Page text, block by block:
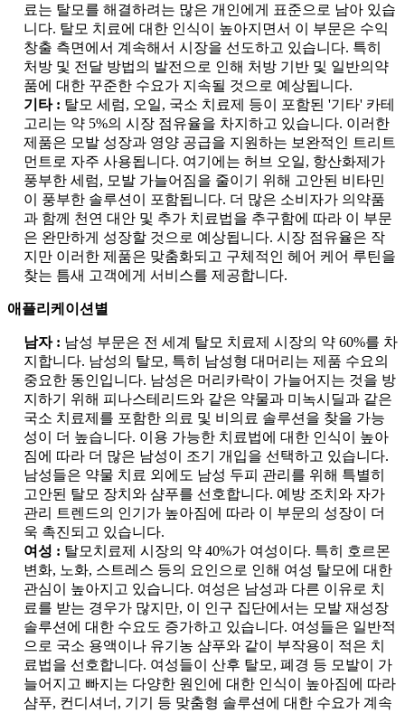
료는 탈모를 해결하려는 많은 개인에게 표준으로 남아 있습
니다. 탈모 치료에 대한 인식이 높아지면서 이 부문은 수익
창출 측면에서 계속해서 시장을 선도하고 있습니다. 특히
처방 및 전달 방법의 발전으로 인해 처방 기반 및 일반의약
품에 대한 꾸준한 수요가 지속될 것으로 예상됩니다.
기타 : 탈모 세럼, 오일, 국소 치료제 등이 포함된 '기타' 카테
고리는 약 5%의 시장 점유율을 차지하고 있습니다. 이러한
제품은 모발 성장과 영양 공급을 지원하는 보완적인 트리트
먼트로 자주 사용됩니다. 여기에는 허브 오일, 항산화제가
풍부한 세럼, 모발 가늘어짐을 줄이기 위해 고안된 비타민
이 풍부한 솔루션이 포함됩니다. 더 많은 소비자가 의약품
과 함께 천연 대안 및 추가 치료법을 추구함에 따라 이 부문
은 완만하게 성장할 것으로 예상됩니다. 시장 점유율은 작
지만 이러한 제품은 맞춤화되고 구체적인 헤어 케어 루틴을
찾는 틈새 고객에게 서비스를 제공합니다.
애플리케이션별
남자 : 남성 부문은 전 세계 탈모 치료제 시장의 약 60%를 차
지합니다. 남성의 탈모, 특히 남성형 대머리는 제품 수요의
중요한 동인입니다. 남성은 머리카락이 가늘어지는 것을 방
지하기 위해 피나스테리드와 같은 약물과 미녹시딜과 같은
국소 치료제를 포함한 의료 및 비의료 솔루션을 찾을 가능
성이 더 높습니다. 이용 가능한 치료법에 대한 인식이 높아
짐에 따라 더 많은 남성이 조기 개입을 선택하고 있습니다.
남성들은 약물 치료 외에도 남성 두피 관리를 위해 특별히
고안된 탈모 장치와 샴푸를 선호합니다. 예방 조치와 자가
관리 트렌드의 인기가 높아짐에 따라 이 부문의 성장이 더
욱 촉진되고 있습니다.
여성 : 탈모치료제 시장의 약 40%가 여성이다. 특히 호르몬
변화, 노화, 스트레스 등의 요인으로 인해 여성 탈모에 대한
관심이 높아지고 있습니다. 여성은 남성과 다른 이유로 치
료를 받는 경우가 많지만, 이 인구 집단에서는 모발 재성장
솔루션에 대한 수요도 증가하고 있습니다. 여성들은 일반적
으로 국소 용액이나 유기농 샴푸와 같이 부작용이 적은 치
료법을 선호합니다. 여성들이 산후 탈모, 폐경 등 모발이 가
늘어지고 빠지는 다양한 원인에 대한 인식이 높아짐에 따라
샴푸, 컨디셔너, 기기 등 맞춤형 솔루션에 대한 수요가 계속